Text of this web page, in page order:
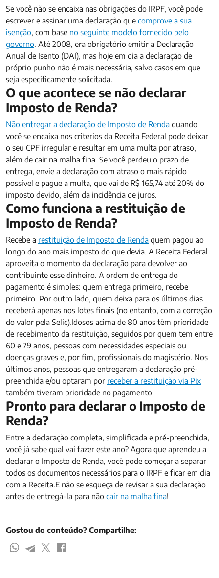
Se você não se encaixa nas obrigações do IRPF, você pode
escrever e assinar uma declaração que comprove a sua
isenção, com base no seguinte modelo fornecido pelo
governo. Até 2008, era obrigatório emitir a Declaração
Anual de Isento (DAI), mas hoje em dia a declaração de
próprio punho não é mais necessária, salvo casos em que
seja especificamente solicitada.
O que acontece se não declarar
Imposto de Renda?
Não entregar a declaração de Imposto de Renda quando
você se encaixa nos critérios da Receita Federal pode deixar
o seu CPF irregular e resultar em uma multa por atraso,
além de cair na malha fina. Se você perdeu o prazo de
entrega, envie a declaração com atraso o mais rápido
possível e pague a multa, que vai de R$ 165,74 até 20% do
imposto devido, além da incidência de juros.
Como funciona a restituição de
Imposto de Renda?
Recebe a restituição de Imposto de Renda quem pagou ao
longo do ano mais imposto do que devia. A Receita Federal
aproveita o momento da declaração para devolver ao
contribuinte esse dinheiro. A ordem de entrega do
pagamento é simples: quem entrega primeiro, recebe
primeiro. Por outro lado, quem deixa para os últimos dias
receberá apenas nos lotes finais (no entanto, com a correção
do valor pela Selic).Idosos acima de 80 anos têm prioridade
de recebimento da restituição, seguidos por quem tem entre
60 e 79 anos, pessoas com necessidades especiais ou
doenças graves e, por fim, profissionais do magistério. Nos
últimos anos, pessoas que entregaram a declaração pré-
preenchida e/ou optaram por receber a restituição via Pix
também tiveram prioridade no pagamento.
Pronto para declarar o Imposto de
Renda?
Entre a declaração completa, simplificada e pré-preenchida,
você já sabe qual vai fazer este ano? Agora que aprendeu a
declarar o Imposto de Renda, você pode começar a separar
todos os documentos necessários para o IRPF e ficar em dia
com a Receita.E não se esqueça de revisar a sua declaração
antes de entregá-la para não cair na malha fina!
Gostou do conteúdo? Compartilhe: